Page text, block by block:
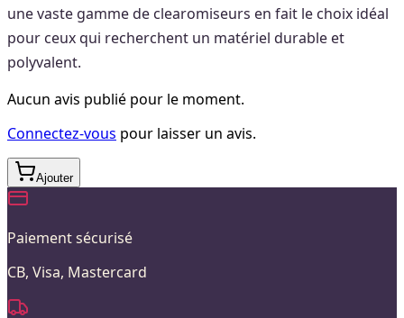
une vaste gamme de clearomiseurs en fait le choix idéal
pour ceux qui recherchent un matériel durable et
polyvalent.
Aucun avis publié pour le moment.
Connectez-vous pour laisser un avis.
Ajouter
Paiement sécurisé
CB, Visa, Mastercard